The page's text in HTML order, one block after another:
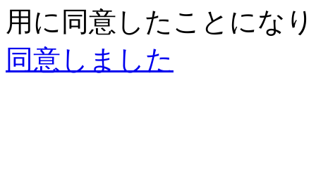
用に同意したことにな
同意しました